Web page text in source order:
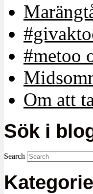
#metoo
Om att
Sök i
Search